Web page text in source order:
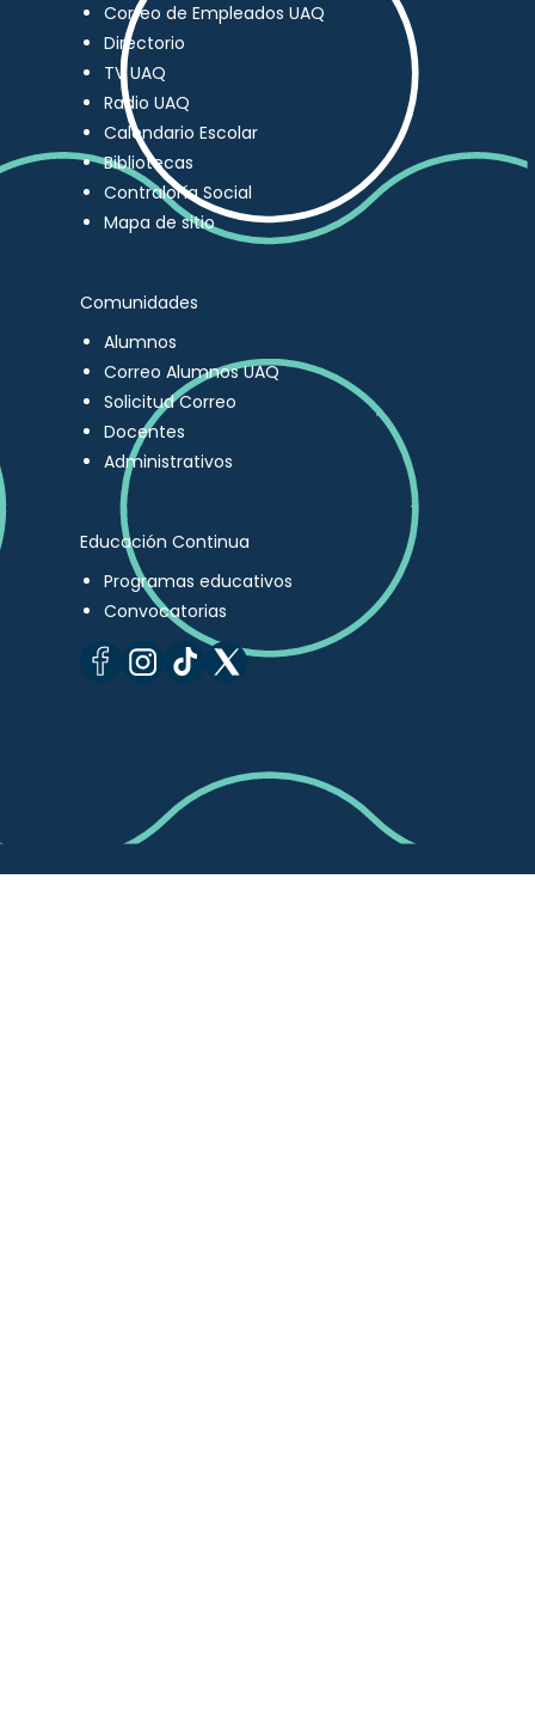
Correo de Empleados UAQ
Directorio
TV UAQ
Radio UAQ
Calendario Escolar
Bibliotecas
Contraloría Social
Mapa de sitio
Comunidades
Alumnos
Correo Alumnos UAQ
Solicitud Correo
Docentes
Administrativos
Educación Continua
Programas educativos
Convocatorias